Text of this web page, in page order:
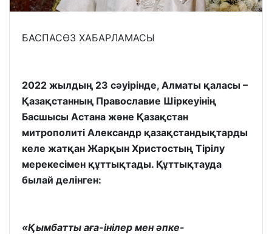
БАСПАСӨЗ ХАБАРЛАМАСЫ
2022 жылдың 23 сәуірінде, Алматы қаласы –
Қазақстанның Православие Шіркеуінің
Басшысы Астана және Қазақстан
митрополиті Александр қазақстандықтарды
келе жатқан Жарқын Христостың Тірілу
мерекесімен құттықтады. Құттықтауда
былай делінген:
«Қымбатты аға-інілер мен әпке-